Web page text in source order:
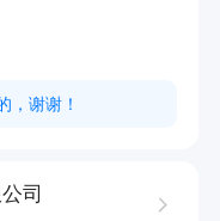
，谢谢！
司